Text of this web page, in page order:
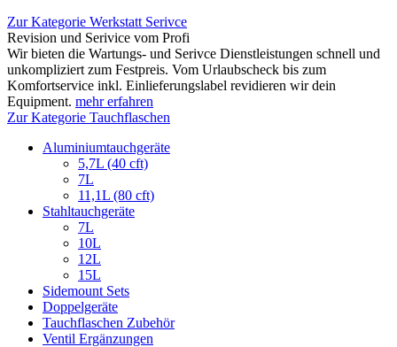
Zur Kategorie Werkstatt Serivce
Revision und Serivice vom Profi
Wir bieten die Wartungs- und Serivce Dienstleistungen schnell und
unkompliziert zum Festpreis. Vom Urlaubscheck bis zum
Komfortservice inkl. Einlieferungslabel revidieren wir dein
Equipment. mehr erfahren
Zur Kategorie Tauchflaschen
Aluminiumtauchgeräte
5,7L (40 cft)
7L
11,1L (80 cft)
Stahltauchgeräte
7L
10L
12L
15L
Sidemount Sets
Doppelgeräte
Tauchflaschen Zubehör
Ventil Ergänzungen